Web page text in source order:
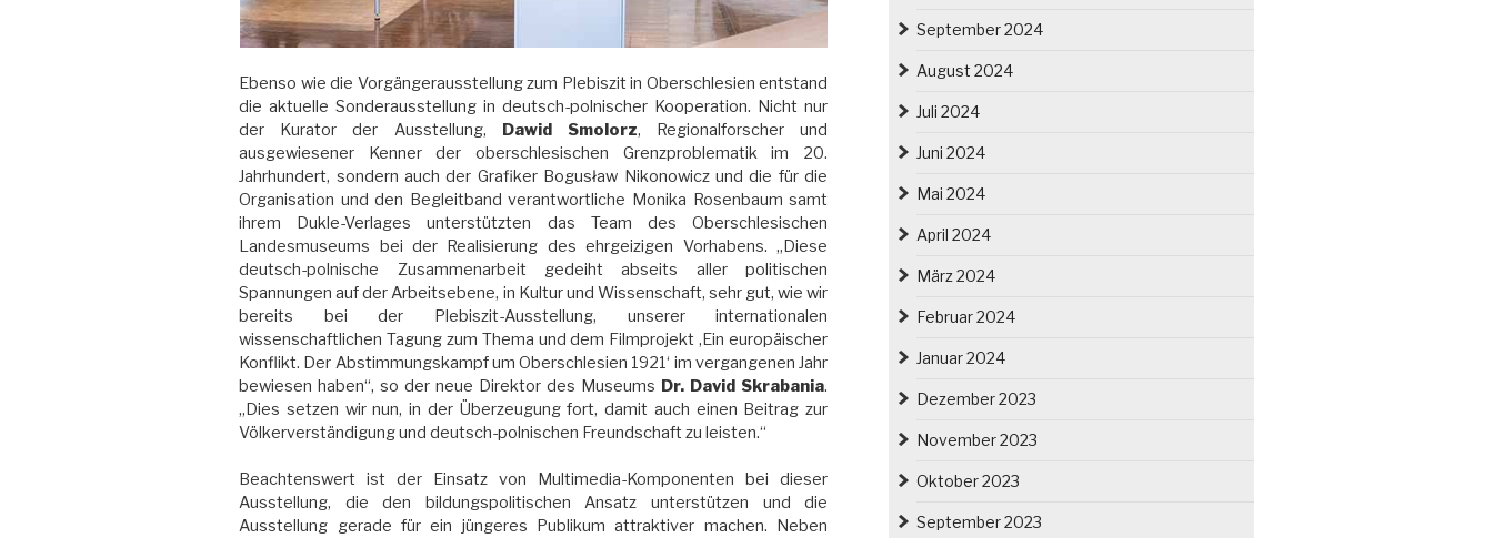
Ebenso wie die Vorgängerausstellung zum Plebiszit in Oberschlesien entstand
die aktuelle Sonderausstellung in deutsch-polnischer Kooperation. Nicht nur
der Kurator der Ausstellung, Dawid Smolorz, Regionalforscher und
ausgewiesener Kenner der oberschlesischen Grenzproblematik im 20.
Jahrhundert, sondern auch der Grafiker Bogusław Nikonowicz und die für die
Organisation und den Begleitband verantwortliche Monika Rosenbaum samt
ihrem Dukle-Verlages unterstützten das Team des Oberschlesischen
Landesmuseums bei der Realisierung des ehrgeizigen Vorhabens. „Diese
deutsch-polnische Zusammenarbeit gedeiht abseits aller politischen
Spannungen auf der Arbeitsebene, in Kultur und Wissenschaft, sehr gut, wie wir
bereits bei der Plebiszit-Ausstellung, unserer internationalen
wissenschaftlichen Tagung zum Thema und dem Filmprojekt ‚Ein europäischer
Konflikt. Der Abstimmungskampf um Oberschlesien 1921‘ im vergangenen Jahr
bewiesen haben“, so der neue Direktor des Museums Dr. David Skrabania.
„Dies setzen wir nun, in der Überzeugung fort, damit auch einen Beitrag zur
Völkerverständigung und deutsch-polnischen Freundschaft zu leisten.“
Beachtenswert ist der Einsatz von Multimedia-Komponenten bei dieser
Ausstellung, die den bildungspolitischen Ansatz unterstützen und die
Ausstellung gerade für ein jüngeres Publikum attraktiver machen. Neben
September 2024
August 2024
Juli 2024
Juni 2024
Mai 2024
April 2024
März 2024
Februar 2024
Januar 2024
Dezember 2023
November 2023
Oktober 2023
September 2023